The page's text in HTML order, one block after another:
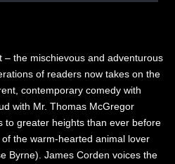
– the mischievous and adventurous
of readers now takes on the
contemporary comedy with
with Mr. Thomas McGregor
to greater heights than ever before
the warm-hearted animal lover
Byrne). James Corden voices the